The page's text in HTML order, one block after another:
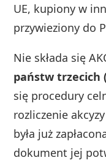
UE, kupiony w
przywieziony do
Nie składa się
państw trzecich
się procedury
rozliczenie
była już
dokument jej